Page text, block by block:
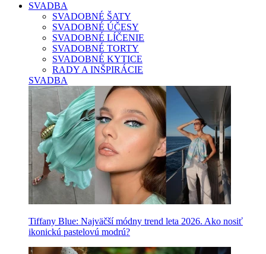
SVADBA
SVADOBNÉ ŠATY
SVADOBNÉ ÚČESY
SVADOBNÉ LÍČENIE
SVADOBNÉ TORTY
SVADOBNÉ KYTICE
RADY A INŠPIRÁCIE
SVADBA
Tiffany Blue: Najväčší módny trend leta 2026. Ako nosiť
ikonickú pastelovú modrú?